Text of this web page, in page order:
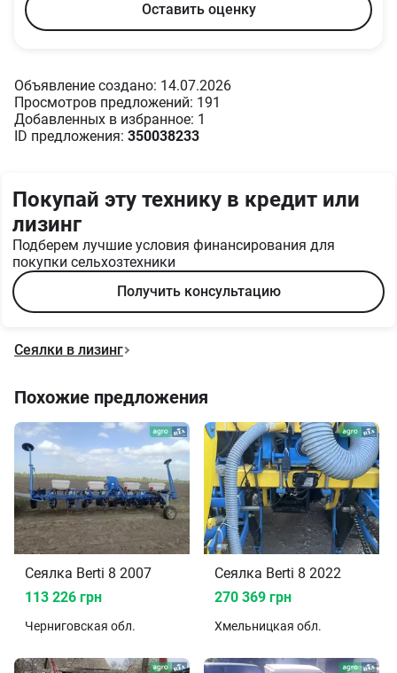
Оставить оценку
Объявление создано: 14.07.2026
Просмотров предложений: 191
Добавленных в избранное: 1
ID предложения: 350038233
Покупай эту технику в кредит или
лизинг
Подберем лучшие условия финансирования для
покупки сельхозтехники
Получить консультацию
Сеялки в лизинг
Похожие предложения
Сеялка Berti 8 2007
113 226 грн
Черниговская обл.
Сеялка Berti 8 2022
270 369 грн
Хмельницкая обл.